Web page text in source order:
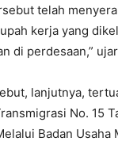
telah
kerja yang
di perdesaan,”
lanjutnya,
No. 15
Badan Usaha